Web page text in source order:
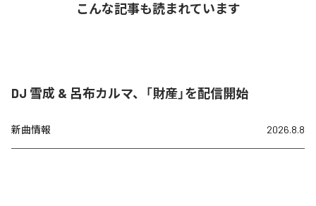
こんな記事も読まれています
DJ 雪成 & 呂布カルマ、「財産」を配信開始
新曲情報 2026.8.8